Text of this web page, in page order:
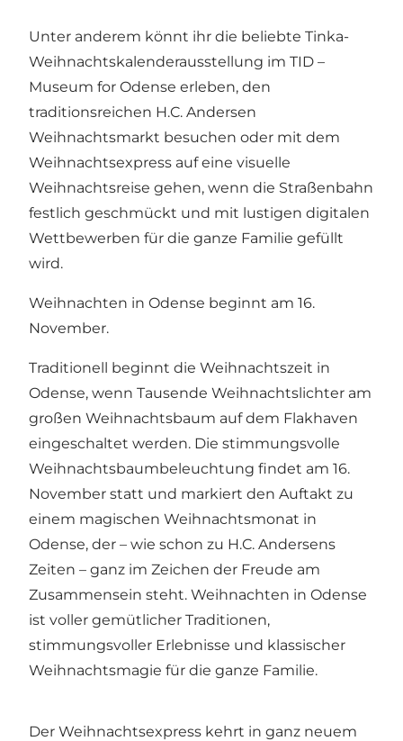
Unter anderem könnt ihr die beliebte Tinka-
Weihnachtskalenderausstellung im TID –
Museum for Odense erleben, den
traditionsreichen H.C. Andersen
Weihnachtsmarkt besuchen oder mit dem
Weihnachtsexpress auf eine visuelle
Weihnachtsreise gehen, wenn die Straßenbahn
festlich geschmückt und mit lustigen digitalen
Wettbewerben für die ganze Familie gefüllt
wird.
Weihnachten in Odense beginnt am 16.
November.
Traditionell beginnt die Weihnachtszeit in
Odense, wenn Tausende Weihnachtslichter am
großen Weihnachtsbaum auf dem Flakhaven
eingeschaltet werden. Die stimmungsvolle
Weihnachtsbaumbeleuchtung findet am 16.
November statt und markiert den Auftakt zu
einem magischen Weihnachtsmonat in
Odense, der – wie schon zu H.C. Andersens
Zeiten – ganz im Zeichen der Freude am
Zusammensein steht. Weihnachten in Odense
ist voller gemütlicher Traditionen,
stimmungsvoller Erlebnisse und klassischer
Weihnachtsmagie für die ganze Familie.
Der Weihnachtsexpress kehrt in ganz neuem